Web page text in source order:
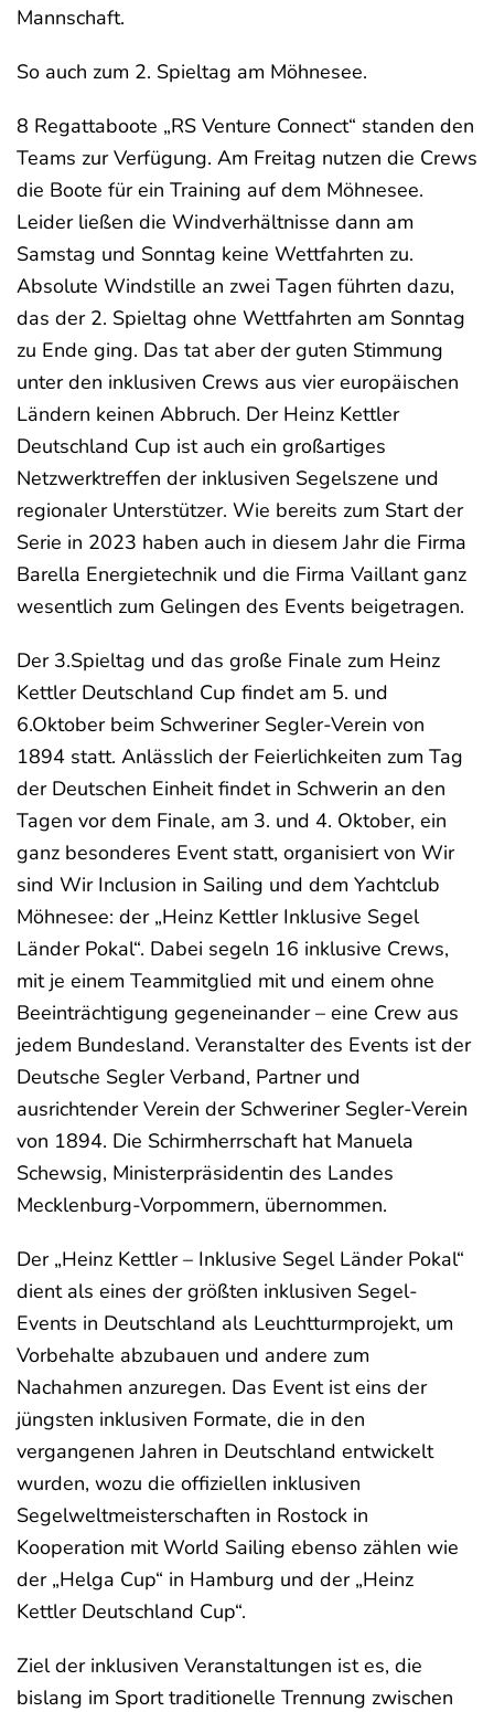
Mannschaft.
So auch zum 2. Spieltag am Möhnesee.
8 Regattaboote „RS Venture Connect“ standen den
Teams zur Verfügung. Am Freitag nutzen die Crews
die Boote für ein Training auf dem Möhnesee.
Leider ließen die Windverhältnisse dann am
Samstag und Sonntag keine Wettfahrten zu.
Absolute Windstille an zwei Tagen führten dazu,
das der 2. Spieltag ohne Wettfahrten am Sonntag
zu Ende ging. Das tat aber der guten Stimmung
unter den inklusiven Crews aus vier europäischen
Ländern keinen Abbruch. Der Heinz Kettler
Deutschland Cup ist auch ein großartiges
Netzwerktreffen der inklusiven Segelszene und
regionaler Unterstützer. Wie bereits zum Start der
Serie in 2023 haben auch in diesem Jahr die Firma
Barella Energietechnik und die Firma Vaillant ganz
wesentlich zum Gelingen des Events beigetragen.
Der 3.Spieltag und das große Finale zum Heinz
Kettler Deutschland Cup findet am 5. und
6.Oktober beim Schweriner Segler-Verein von
1894 statt. Anlässlich der Feierlichkeiten zum Tag
der Deutschen Einheit findet in Schwerin an den
Tagen vor dem Finale, am 3. und 4. Oktober, ein
ganz besonderes Event statt, organisiert von Wir
sind Wir Inclusion in Sailing und dem Yachtclub
Möhnesee: der „Heinz Kettler Inklusive Segel
Länder Pokal“. Dabei segeln 16 inklusive Crews,
mit je einem Teammitglied mit und einem ohne
Beeinträchtigung gegeneinander – eine Crew aus
jedem Bundesland. Veranstalter des Events ist der
Deutsche Segler Verband, Partner und
ausrichtender Verein der Schweriner Segler-Verein
von 1894. Die Schirmherrschaft hat Manuela
Schewsig, Ministerpräsidentin des Landes
Mecklenburg-Vorpommern, übernommen.
Der „Heinz Kettler – Inklusive Segel Länder Pokal“
dient als eines der größten inklusiven Segel-
Events in Deutschland als Leuchtturmprojekt, um
Vorbehalte abzubauen und andere zum
Nachahmen anzuregen. Das Event ist eins der
jüngsten inklusiven Formate, die in den
vergangenen Jahren in Deutschland entwickelt
wurden, wozu die offiziellen inklusiven
Segelweltmeisterschaften in Rostock in
Kooperation mit World Sailing ebenso zählen wie
der „Helga Cup“ in Hamburg und der „Heinz
Kettler Deutschland Cup“.
Ziel der inklusiven Veranstaltungen ist es, die
bislang im Sport traditionelle Trennung zwischen